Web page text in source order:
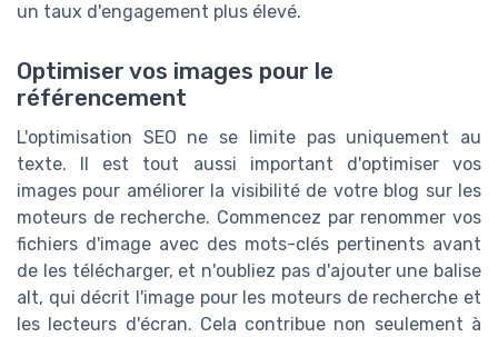
un taux d'engagement plus élevé.
Optimiser vos images pour le
référencement
L'optimisation SEO ne se limite pas uniquement au
texte. Il est tout aussi important d'optimiser vos
images pour améliorer la visibilité de votre blog sur les
moteurs de recherche. Commencez par renommer vos
fichiers d'image avec des mots-clés pertinents avant
de les télécharger, et n'oubliez pas d'ajouter une balise
alt, qui décrit l'image pour les moteurs de recherche et
les lecteurs d'écran. Cela contribue non seulement à